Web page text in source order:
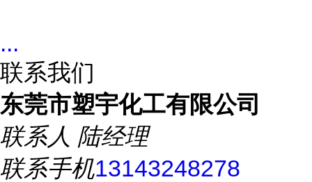
...
联系我们
东莞市塑宇化工有限公司
联系人 陆经理
联系手机13143248278